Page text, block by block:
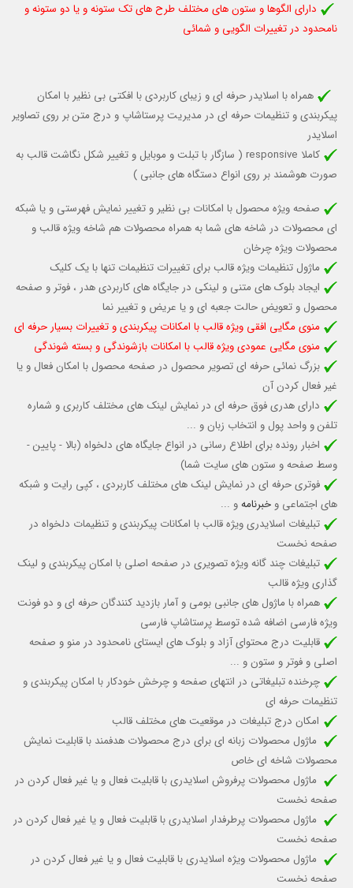
دارای الگوها و ستون های مختلف طرح های تک ستونه و یا دو ستونه و
نامحدود در تغییرات الگویی و شمائی
همراه با اسلایدر حرفه ای و زیبای کاربردی با افکتی بی نظیر با امکان
پیکربندی و تنظیمات حرفه ای در مدیریت پرستاشاپ و درج متن بر روی تصاویر
اسلایدر
کاملا responsive (
سازگار با تبلت و موبایل و تغییر شکل نگاشت قالب به
صورت هوشمند بر روی انواع دستگاه های جانبی )
صفحه ویژه محصول با امکانات بی نظیر و تغییر نمایش فهرستی و یا شبکه
ای محصولات در شاخه های شما به همراه محصولات هم شاخه ویژه قالب و
محصولات ویژه چرخان
ماژول تنظیمات ویژه قالب برای تغییرات تنظیمات تنها با یک کلیک
ایجاد بلوک های متنی و لینکی در جایگاه های کاربردی هدر ، فوتر و صفحه
محصول و تعویض حالت جعبه ای و یا عریض و تغییر نما
منوی مگایی افقی ویژه قالب با امکانات پیکربندی و تغییرات بسیار حرفه ای
منوی مگایی عمودی ویژه قالب با امکانات بازشوندگی و بسته شوندگی
بزرگ نمائی حرفه ای تصویر محصول در صفحه محصول با امکان فعال و یا
غیر فعال کردن آن
دارای هدری فوق حرفه ای در نمایش لینک های مختلف کاربری و شماره
تلفن و واحد پول و انتخاب زبان و ...
اخبار رونده برای اطلاع رسانی در انواع جایگاه های دلخواه (بالا - پایین -
وسط صفحه و ستون های سایت شما)
فوتری حرفه ای در نمایش لینک های مختلف کاربردی ، کپی رایت و شبکه
های اجتماعی و خبرنامهو ...
تبلیغات اسلایدری ویژه قالب با امکانات پیکربندی و تنظیمات دلخواه در
صفحه نخست
تبلیغات چند گانه ویژه تصویری در صفحه اصلی با امکان پیکربندی و لینک
گذاری ویژه قالب
همراه با ماژول های جانبی بومی و آمار بازدید کنندگان حرفه ای و دو فونت
ویژه فارسی اضافه شده توسط پرستاشاپ فارسی
قابلیت درج محتوای آزاد و بلوک های ایستای نامحدود در منو و صفحه
اصلی و فوتر و ستون و ...
چرخنده تبلیغاتی در انتهای صفحه و چرخش خودکار با امکان پیکربندی و
تنظیمات حرفه ای
امکان درج تبلیغات در موقعیت های مختلف قالب
ماژول محصولات زبانه ای برای درج محصولات هدفمند با قابلیت نمایش
محصولات شاخه ای خاص
ماژول محصولات پرفروش اسلایدری با قابلیت فعال و یا غیر فعال کردن در
صفحه نخست
ماژول محصولات پرطرفدار اسلایدری با قابلیت فعال و یا غیر فعال کردن در
صفحه نخست
ماژول محصولات ویژه اسلایدری با قابلیت فعال و یا غیر فعال کردن در
صفحه نخست